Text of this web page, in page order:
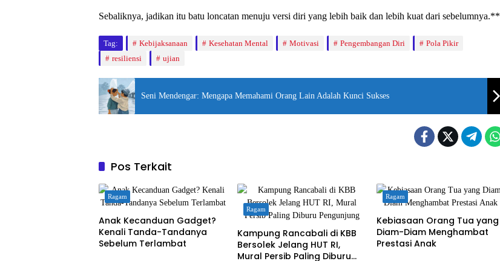
Sebaliknya, jadikan itu batu loncatan menuju versi diri yang lebih baik dan lebih kuat dari sebelumnya.**
Tag: Kebijaksanaan Kesehatan Mental Motivasi Pengembangan Diri
Pola Pikir
resiliensi
ujian
Seni Mendengar: Mengapa Memahami Orang Lain Adalah Kunci Sukses
Pos Terkait
Ragam
Anak Kecanduan Gadget?
Kenali Tanda-Tandanya
Sebelum Terlambat
Ragam
Kampung Rancabali di KBB
Bersolek Jelang HUT RI,
Mural Persib Paling Diburu
Ragam
Kebiasaan Orang Tua yang
Diam-Diam Menghambat
Prestasi Anak